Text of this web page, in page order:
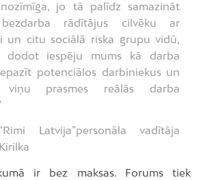
jo tā palīdz samazināt
rādītājus cilvēku ar
un citu sociālā riska grupu vidū,
dodot iespēju mums kā darba
potenciālos darbiniekus un
viņu prasmes reālās darba
Latvija”personāla vadītāja
ir bez maksas. Forums tiek